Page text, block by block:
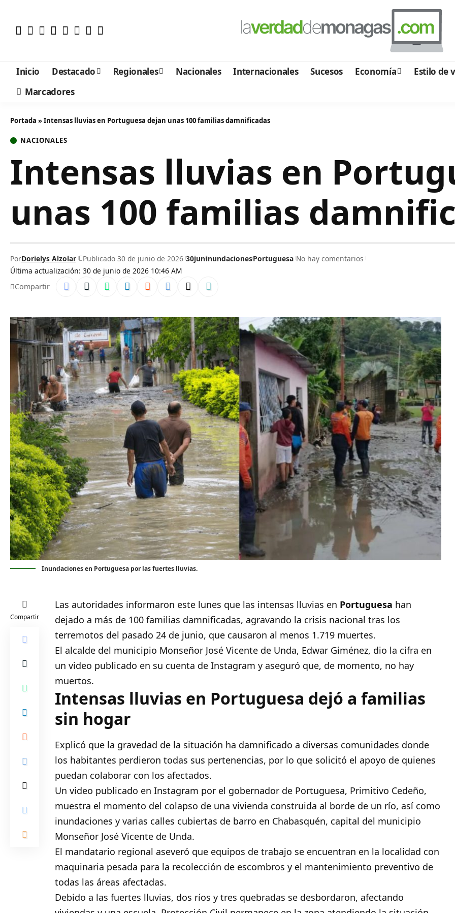
Inicio Destacado Regionales Nacionales Internacionales Sucesos Economía Estilo de
Marcadores
Portada »Intensas lluvias en Portuguesa dejan unas 100 familias damnificadas
NACIONALES
Intensas lluvias en
unas 100 familias
Última actualización: 30 de junio de 2026 10:46 AM
PorDorielys Alzolar Publicado 30 de junio de 2026 30juninundacionesPortuguesa No hay comentarios
Compartir
Inundaciones en Portuguesa por las fuertes lluvias.
Compartir
Las autoridades informaron este lunes que las intensas lluvias en Portuguesa han
dejado a más de 100 familias damnificadas, agravando la crisis nacional tras los
terremotos del pasado 24 de junio, que causaron al menos 1.719 muertes.
El alcalde del municipio Monseñor José Vicente de Unda, Edwar Giménez, dio la cifra en
un video publicado en su cuenta de Instagram y aseguró que, de momento, no hay
muertos.
Intensas lluvias en Portuguesa dejó a familias
sin hogar
Explicó que la gravedad de la situación ha damnificado a diversas comunidades donde
los habitantes perdieron todas sus pertenencias, por lo que solicitó el apoyo de quienes
puedan colaborar con los afectados.
Un video publicado en Instagram por el gobernador de Portuguesa, Primitivo Cedeño,
muestra el momento del colapso de una vivienda construida al borde de un río, así como
inundaciones y varias calles cubiertas de barro en Chabasquén, capital del municipio
Monseñor José Vicente de Unda.
El mandatario regional aseveró que equipos de trabajo se encuentran en la localidad con
maquinaria pesada para la recolección de escombros y el mantenimiento preventivo de
todas las áreas afectadas.
Debido a las fuertes lluvias, dos ríos y tres quebradas se desbordaron, afectando